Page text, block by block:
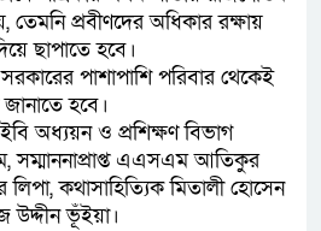
তেমনি প্রবীণদের অধিকার রক্ষায়
ছাপাতে হবে।
পাশাপাশি পরিবার থেকেই
জানাতে হবে।
অধ্যয়ন ও প্রশিক্ষণ বিভাগ
সম্মাননাপ্রাপ্ত এএসএম আতিকুর
লিপা, কথাসাহিত্যিক মিতালী হোসেন
উদ্দীন ভূঁইয়া।